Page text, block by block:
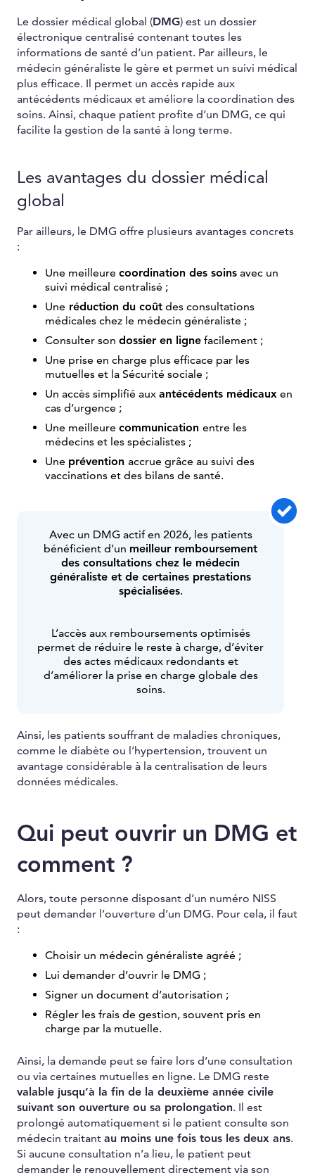
Le dossier médical global (DMG) est un dossier
électronique centralisé contenant toutes les
informations de santé d’un patient. Par ailleurs, le
médecin généraliste le gère et permet un suivi médical
plus efficace. Il permet un accès rapide aux
antécédents médicaux et améliore la coordination des
soins. Ainsi, chaque patient profite d’un DMG, ce qui
facilite la gestion de la santé à long terme.
Les avantages du dossier médical
global
Par ailleurs, le DMG offre plusieurs avantages concrets
:
Une meilleure coordination des soins avec un
suivi médical centralisé ;
Une réduction du coût des consultations
médicales chez le médecin généraliste ;
Consulter son dossier en ligne facilement ;
Une prise en charge plus efficace par les
mutuelles et la Sécurité sociale ;
Un accès simplifié aux antécédents médicaux en
cas d’urgence ;
Une meilleure communication entre les
médecins et les spécialistes ;
Une prévention accrue grâce au suivi des
vaccinations et des bilans de santé.
Avec un DMG actif en 2026, les patients
bénéficient d’un meilleur remboursement
des consultations chez le médecin
généraliste et de certaines prestations
spécialisées.
L’accès aux remboursements optimisés
permet de réduire le reste à charge, d’éviter
des actes médicaux redondants et
d’améliorer la prise en charge globale des
soins.
Ainsi, les patients souffrant de maladies chroniques,
comme le diabète ou l’hypertension, trouvent un
avantage considérable à la centralisation de leurs
données médicales.
Qui peut ouvrir un DMG et
comment ?
Alors, toute personne disposant d’un numéro NISS
peut demander l’ouverture d’un DMG. Pour cela, il faut
:
Choisir un médecin généraliste agréé ;
Lui demander d’ouvrir le DMG ;
Signer un document d’autorisation ;
Régler les frais de gestion, souvent pris en
charge par la mutuelle.
Ainsi, la demande peut se faire lors d’une consultation
ou via certaines mutuelles en ligne. Le DMG reste
valable jusqu’à la fin de la deuxième année civile
suivant son ouverture ou sa prolongation. Il est
prolongé automatiquement si le patient consulte son
médecin traitant au moins une fois tous les deux ans.
Si aucune consultation n’a lieu, le patient peut
demander le renouvellement directement via son